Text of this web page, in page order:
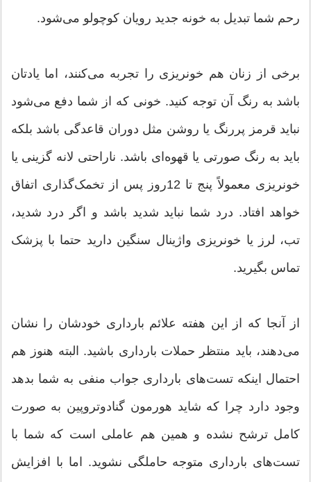
رحم شما تبدیل به خونه جدید رویان کوچولو می‌شود.
برخی از زنان هم خونریزی را تجربه می‌کنند، اما یادتان
باشد به رنگ آن توجه کنید. خونی که از شما دفع می‌شود
نباید قرمز پررنگ یا روشن مثل دوران قاعدگی باشد بلکه
باید به رنگ صورتی یا قهوه‌ای باشد. ناراحتی لانه گزینی یا
خونریزی معمولاً پنج تا 12روز پس از تخمک‌گذاری اتفاق
خواهد افتاد. درد شما نباید شدید باشد و اگر درد شدید،
تب، لرز یا خونریزی واژینال سنگین دارید حتما با پزشک
تماس بگیرید.
از آنجا که از این هفته علائم بارداری خودشان را نشان
می‌دهند، باید منتظر حملات بارداری باشید. البته هنوز هم
احتمال اینکه تست‌های بارداری جواب منفی به شما بدهد
وجود دارد چرا که شاید هورمون گنادوتروپین به صورت
کامل ترشح نشده و همین هم عاملی است که شما با
تست‌های بارداری متوجه حاملگی نشوید. اما با افزایش